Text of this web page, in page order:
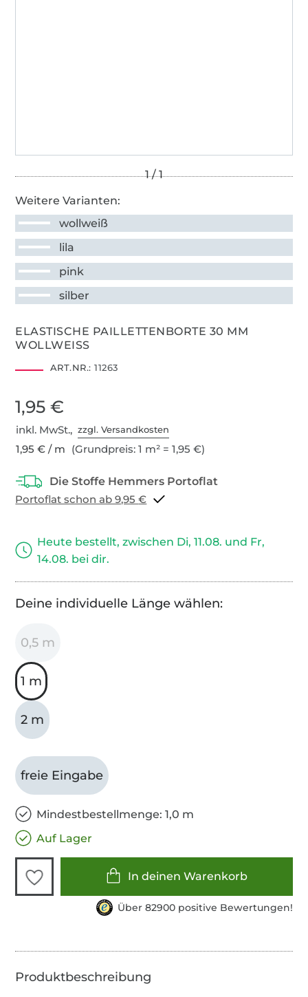
Weitere Varianten:
wollweiß
lila
pink
silber
ELASTISCHE PAILLETTENBORTE 30 MM
WOLLWEISS
ART.NR.: 11263
1,95 €
inkl. MwSt.,zzgl. Versandkosten
1,95 € / m (Grundpreis: 1 m² = 1,95 €)
Portoflat schon ab 9,95 €
Heute bestellt, zwischen Di, 11.08. und Fr,
14.08. bei dir.
Deine individuelle Länge wählen:
0,5 m
1 m
2 m
freie Eingabe
Mindestbestellmenge: 1,0 m
Auf Lager
In deinen Warenkorb
Über 82900 positive Bewertungen!